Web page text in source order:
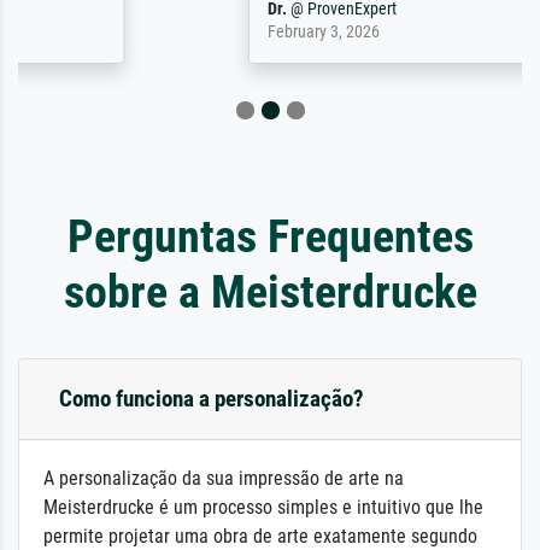
Perguntas Frequentes
sobre a Meisterdrucke
Como funciona a personalização?
A personalização da sua impressão de arte na
Meisterdrucke é um processo simples e intuitivo que lhe
permite projetar uma obra de arte exatamente segundo